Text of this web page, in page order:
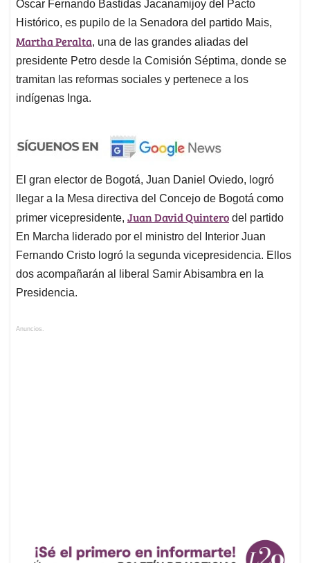
El gran elector de Bogotá, Juan Daniel Oviedo, logró
llegar a la Mesa directiva del Concejo de Bogotá como
primer vicepresidente,Juan David Quinterodel partido
En Marcha liderado por el ministro del Interior Juan
dos acompañarán al liberal Samir Abisambra en la